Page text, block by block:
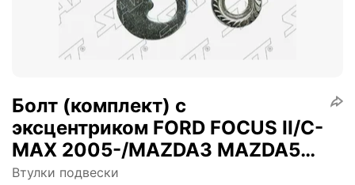
Болт (комплект) с
эксцентриком FORD FOCUS II/C-
MAX 2005-/MAZDA3 MAZDA5
2007-
Втулки подвески